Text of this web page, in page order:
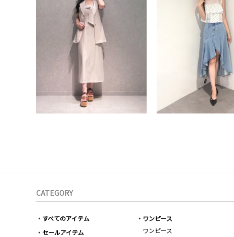
CATEGORY
すべてのアイテム
セールアイテム
ワンピース
ワンピース